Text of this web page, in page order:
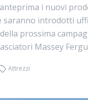
i nuovi
saranno introdotti
prossima
Massey
Attrezzi